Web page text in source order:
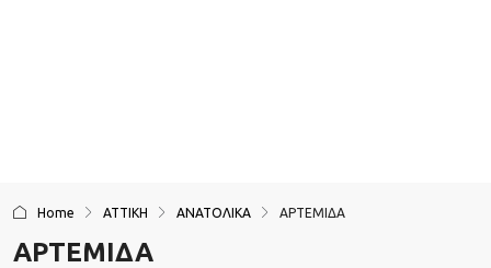
Home ΑΤΤΙΚΗ ΑΝΑΤΟΛΙΚΑ ΑΡΤΕΜΙΔΑ
ΑΡΤΕΜΙΔΑ